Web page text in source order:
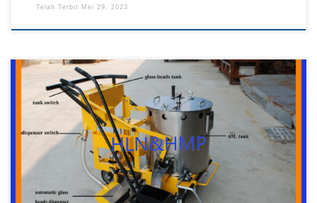
Telah Terbit
Mei 29, 2023
Jual Mesin Cat Marka, Jual Mesin Cat Marka Jalan, Mesin Cat
Marka Jalan, Jual Murah Mesin Cat Marka Jalan Jual Mesin Cat
Marka Jalan High Quality di Pabrik Rambu Pabrik Rambu –
Kami adalah pabrik rambu atau sebuah kantor yang
menyediakan peralatan keamanan jalan mulai dari Rambu lalu